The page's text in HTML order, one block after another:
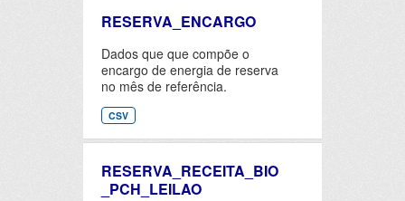
RESERVA_ENCARGO
Dados que que compõe o
encargo de energia de reserva
no mês de referência.
CSV
RESERVA_RECEITA_BIO
_PCH_LEILAO